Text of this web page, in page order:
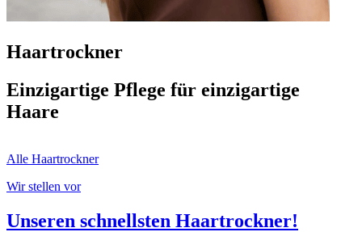
Haartrockner
Einzigartige Pflege für einzigartige
Haare
Alle Haartrockner
Wir stellen vor
Unseren schnellsten Haartrockner!